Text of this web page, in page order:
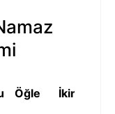
Öğle İkindi